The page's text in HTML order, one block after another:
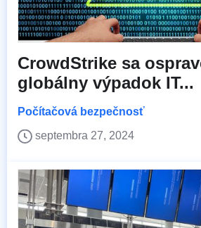
CrowdStrike sa
globálny výpadok IT...
Počítačová bezpečnosť
septembra 27, 2024